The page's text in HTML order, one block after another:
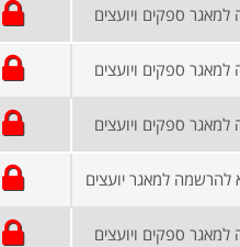
ספקים ויועצים
ספקים ויועצים
ספקים ויועצים
להרשמה למאגר יועצים
ספקים ויועצים